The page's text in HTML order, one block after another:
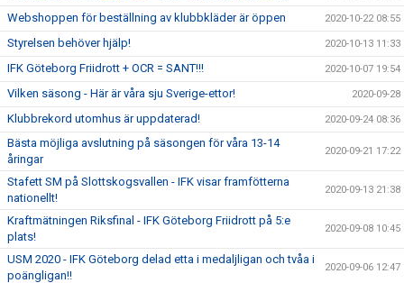
Webshoppen för beställning av klubbkläder är öppen 2020-10-22 08:55
Styrelsen behöver hjälp! 2020-10-13 11:33
IFK Göteborg Friidrott + OCR = SANT!!! 2020-10-07 19:54
Vilken säsong - Här är våra sju Sverige-ettor! 2020-09-28
Klubbrekord utomhus är uppdaterad! 2020-09-24 08:36
Bästa möjliga avslutning på säsongen för våra 13-14
åringar
2020-09-21 17:22
Stafett SM på Slottskogsvallen - IFK visar framfötterna
nationellt!
2020-09-13 21:38
Kraftmätningen Riksfinal - IFK Göteborg Friidrott på 5:e
plats!
2020-09-08 10:45
USM 2020 - IFK Göteborg delad etta i medaljligan och tvåa i
poängligan!!
2020-09-06 12:47